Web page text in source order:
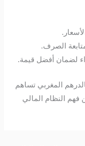
الصرف.
أفضل قيمة.
بالدرهم المغربي تساهم
المالي